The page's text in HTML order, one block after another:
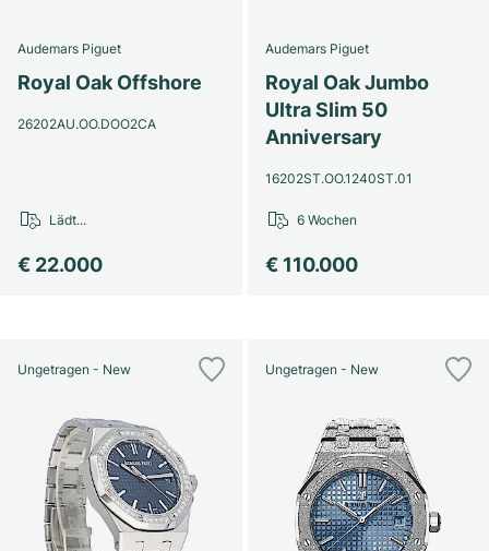
Audemars Piguet
Royal Oak Offshore
26202AU.OO.DOO2CA
€ 22.000
Lädt...
Audemars Piguet
Royal Oak Jumbo
Ultra Slim 50
Anniversary
16202ST.OO.1240ST.01
€ 110.000
6 Wochen
Ungetragen - New Ungetragen - New